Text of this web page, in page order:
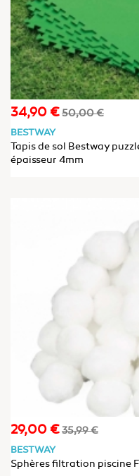
Prix
34,90 €Prix
50,00 €
BESTWAY
Tapis de sol Bestway
épaisseur 4mm
Prix
29,00 €Prix
35,99 €
BESTWAY
Sphères filtration piscine